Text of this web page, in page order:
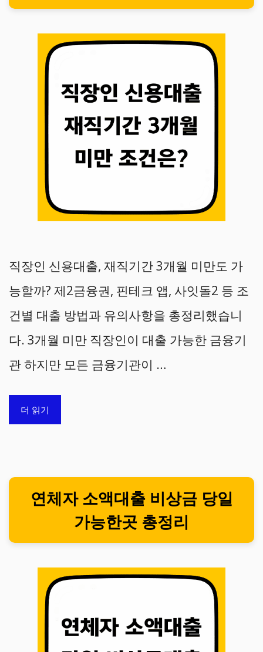
직장인 신용대출, 재직기간 3개월 미만도 가
능할까? 제2금융권, 핀테크 앱, 사잇돌2 등 조
건별 대출 방법과 유의사항을 총정리했습니
다. 3개월 미만 직장인이 대출 가능한 금융기
관 하지만 모든 금융기관이 …
더 읽기
연체자 소액대출 비상금 당일
가능한곳 총정리